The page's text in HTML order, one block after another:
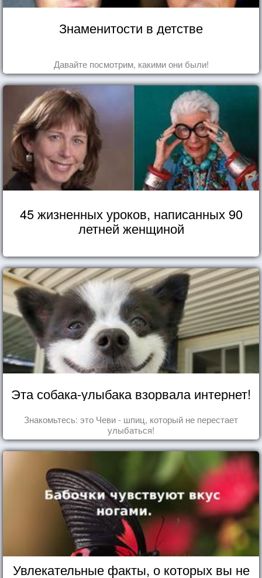
Знаменитости в детстве
Давайте посмотрим, какими они были!
45 жизненных уроков, написанных 90
летней женщиной
Эта собака-улыбака взорвала интернет!
Знакомьтесь: это Чеви - шпиц, который не перестает
улыбаться!
Увлекательные факты, о которых вы не